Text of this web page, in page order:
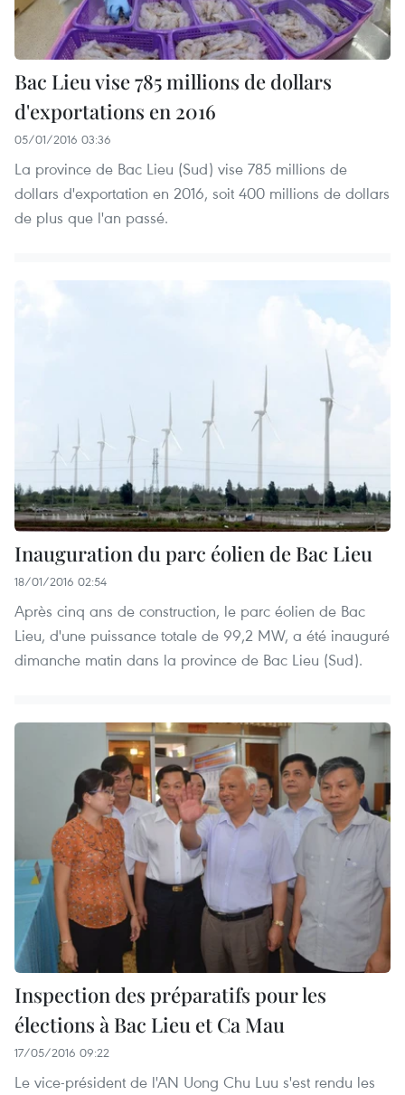
Bac Lieu vise 785 millions de dollars
d'exportations en 2016
05/01/2016 03:36
La province de Bac Lieu (Sud) vise 785 millions de
dollars d'exportation en 2016, soit 400 millions de dollars
de plus que l'an passé.
Inauguration du parc éolien de Bac Lieu
18/01/2016 02:54
Après cinq ans de construction, le parc éolien de Bac
Lieu, d'une puissance totale de 99,2 MW, a été inauguré
dimanche matin dans la province de Bac Lieu (Sud).
Inspection des préparatifs pour les
élections à Bac Lieu et Ca Mau
17/05/2016 09:22
Le vice-président de l'AN ​Uong Chu Luu s'est rendu les